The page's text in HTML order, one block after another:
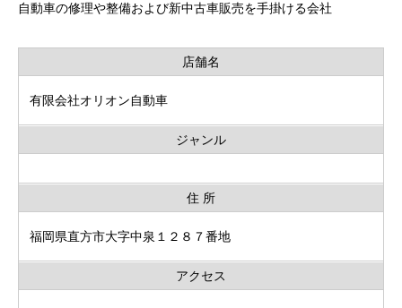
自動車の修理や整備および新中古車販売を手掛ける会社
店舗名
有限会社オリオン自動車
ジャンル
住 所
福岡県直方市大字中泉１２８７番地
アクセス